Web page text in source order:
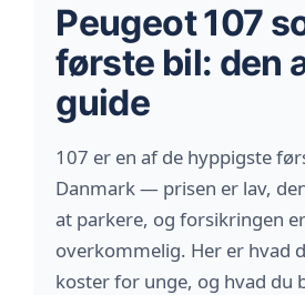
Peugeot 107
første bil: den
guide
107 er en af de hyppigste
Danmark — prisen er lav,
at parkere, og forsikringen er
overkommelig. Her er hvad
koster for unge, og hvad du